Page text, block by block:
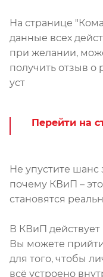
На странице
данные всех
при желании,
получить отзыв о
уст
Перейти на
Не упустите шанс
почему КВиП –
становятся
В КВиП
Вы можете
для того, чтобы
всё устроено